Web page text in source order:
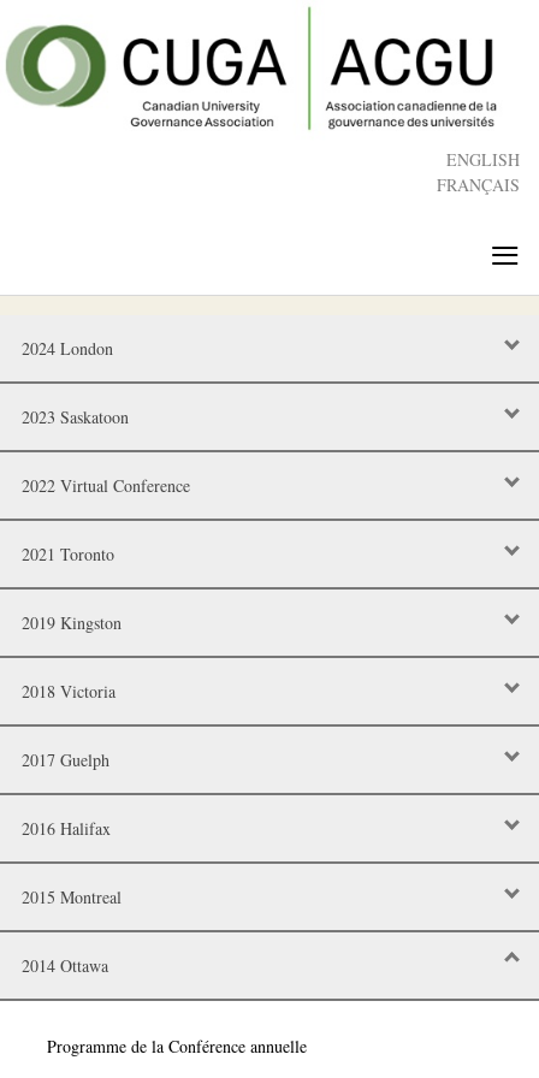
to
main
content
ENGLISH
FRANÇAIS
≡
2024 London
2023 Saskatoon
2022 Virtual Conference
2021 Toronto
2019 Kingston
2018 Victoria
2017 Guelph
2016 Halifax
2015 Montreal
2014 Ottawa
Programme de la Conférence annuelle